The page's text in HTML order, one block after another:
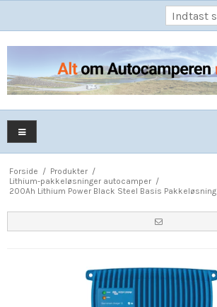
Forside / Produkter /
Lithium-pakkeløsninger autocamper /
200Ah Lithium Power Black Steel Basis Pakkeløsning